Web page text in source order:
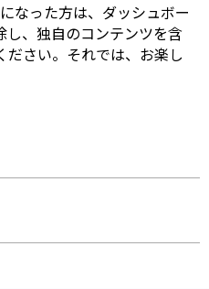
なった方は、 ダッシュボー
、独自のコンテンツを含
さい。それでは、お楽し